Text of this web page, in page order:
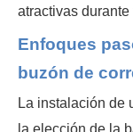
atractivas durante
Enfoques
buzón de
La instalación de
la elección de la